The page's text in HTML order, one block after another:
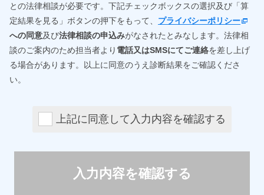
との法律相談が必要です。下記チェックボックスの選択及び「算
定結果を見る」ボタンの押下をもって、 プライバシーポリシー
への同意及び法律相談の申込みがなされたとみなします。法律相
談のご案内のため担当者より 電話又はSMSにてご連絡を差し上げ
る場合があります。以上に同意のうえ診断結果をご確認くださ
い。
上記に同意して入力内容を確認する
入力内容を確認する